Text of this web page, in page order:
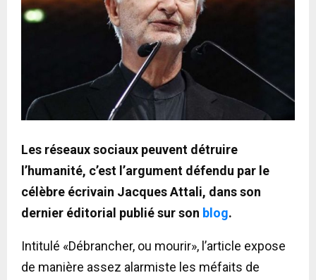
Les réseaux sociaux peuvent détruire
l’humanité, c’est l’argument défendu par le
célèbre écrivain Jacques Attali, dans son
dernier éditorial publié sur son blog.
Intitulé «Débrancher, ou mourir», l’article expose
de manière assez alarmiste les méfaits de